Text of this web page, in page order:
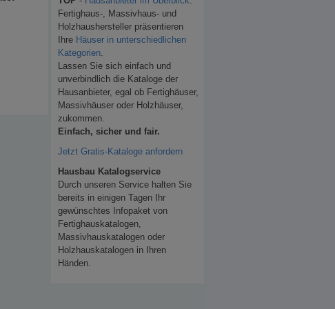
Fertighaus-, Massivhaus- und
Holzhaushersteller präsentieren
Ihre Häuser in unterschiedlichen
Kategorien
Lassen Sie sich einfach und
unverbindlich die Kataloge der
Hausanbieter, egal ob Fertighäuser,
Massivhäuser oder Holzhäuser,
zukommen.
Einfach, sicher und fair.
Jetzt Gratis-Kataloge anfordern
Hausbau Katalogservice
Durch unseren Service halten Sie
bereits in einigen Tagen Ihr
gewünschtes Infopaket von
Fertighauskatalogen,
Massivhauskatalogen oder
Holzhauskatalogen in Ihren
Händen.